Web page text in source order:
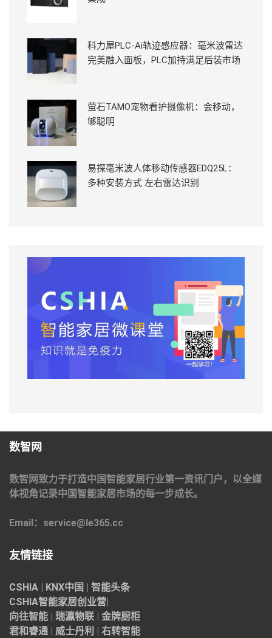
科力屋PLC-Ai轨迹感应器：毫米波雷达
完美融入面板，PLC加持满足后装市场
萤石TAMO宠物看护摄像机：会移动，
够聪明
易探毫米波人体移动传感器EDQ25L：
多种安装方式 左右雷达识别
数智网
数智网致力于打造中国智能家居行业第一资讯门户，以全媒
体视角记录中国智能家居市场的每一步成长。
Email：service@le365.cc
友情链接
CSHIA KNX中国
智能头条
CSHIA智能家居创业营
向往智能
瑞瀛物联
金牌厨柜
君和睿通
威士丹利
右转智能